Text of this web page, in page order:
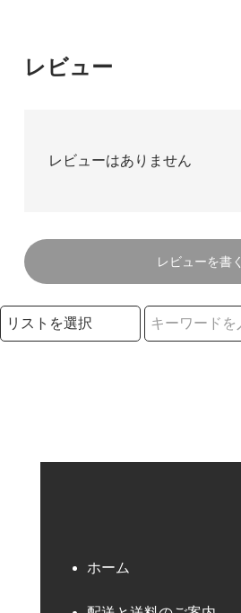
レビュー
レビューはありません
レビューを書く
検索リストの選択
ホーム